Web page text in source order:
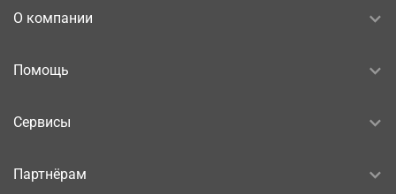
О компании
Помощь
Сервисы
Партнёрам